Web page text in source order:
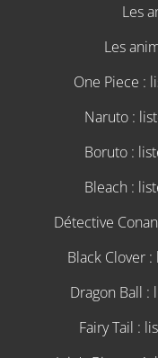
Les
Les
One Piece :
Naruto :
Boruto :
Bleach :
Détective
Black Clover
Dragon Ball
Fairy Tail :